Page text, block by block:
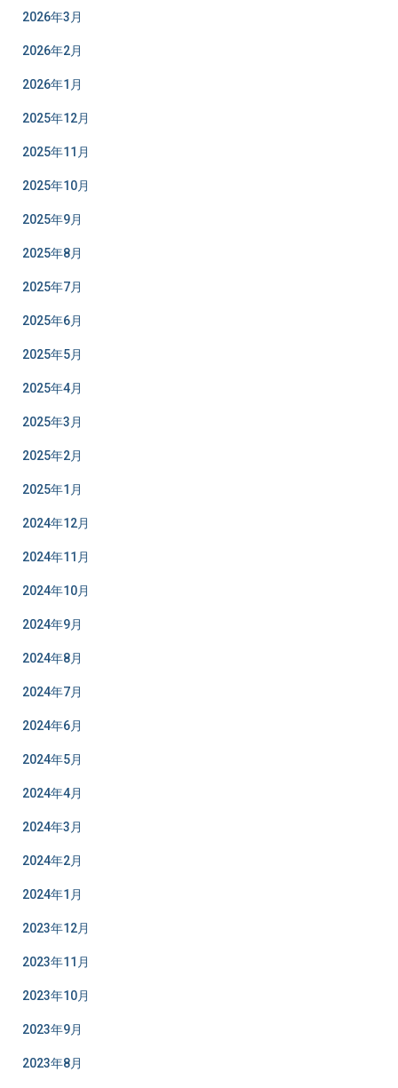
2026年3月
2026年2月
2026年1月
2025年12月
2025年11月
2025年10月
2025年9月
2025年8月
2025年7月
2025年6月
2025年5月
2025年4月
2025年3月
2025年2月
2025年1月
2024年12月
2024年11月
2024年10月
2024年9月
2024年8月
2024年7月
2024年6月
2024年5月
2024年4月
2024年3月
2024年2月
2024年1月
2023年12月
2023年11月
2023年10月
2023年9月
2023年8月